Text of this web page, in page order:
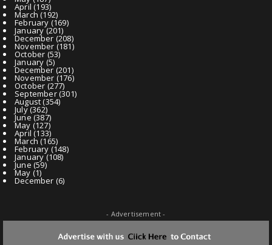
April (193)
March (192)
February (169)
January(201)
December (208)
November (181)
October (53)
January (5)
December(201)
November (176)
October (277)
September(301)
August(354)
July(362)
June(387)
May (127)
April (133)
March (165)
February (148)
January(108)
June (59)
May (1)
December (6)
- Advertisement -